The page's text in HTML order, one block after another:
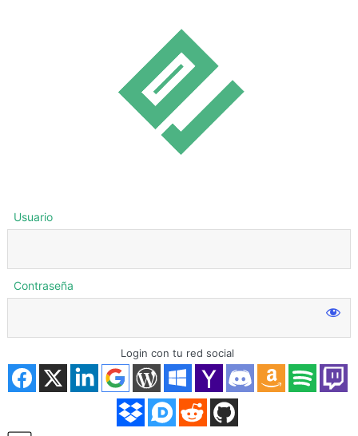
Acceder
Usuario
Contraseña
Login con tu red social